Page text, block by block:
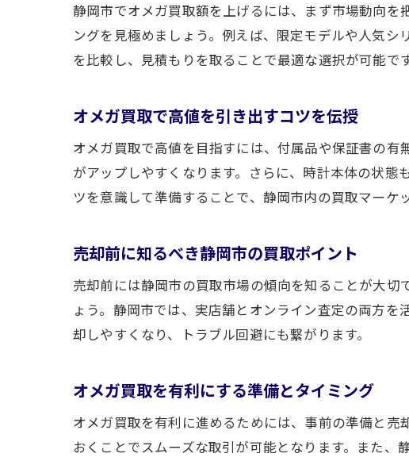
高
静岡市でオメガ買取額を上げるには、まず市場動向
ングを見極めましょう。例えば、限定モデルや人気
を比較し、見積もりを取ることで最適な選択が可能で
オメガ買取で高値を引き出すコツを伝授
オメガ買取で高値を目指すには、付属品や保証書の
がアップしやすくなります。さらに、時計本体の状
ツを意識して準備することで、静岡市内の買取マーケ
売却前に知るべき静岡市の買取ポイント
売却前には静岡市の買取市場の傾向を知ることが大
ょう。静岡市では、実店舗とオンライン査定の両方
却しやすくなり、トラブル回避にも繋がります。
オメガ買取を有利にする準備とタイミング
オメガ買取を有利に進めるためには、事前の準備と
おくことでスムーズな取引が可能となります。また